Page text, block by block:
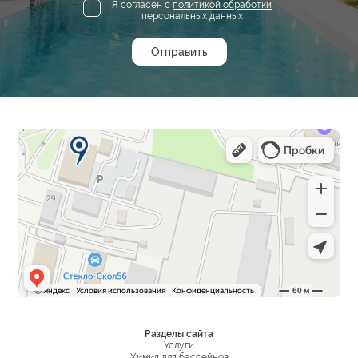
Я согласен с политикой обработки
персональных данных
Разделы сайта
Услуги